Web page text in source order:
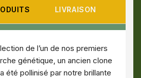
LIVRAISON
de l’un de nos premiers
génétique, un ancien clone
été pollinisé par notre brillante